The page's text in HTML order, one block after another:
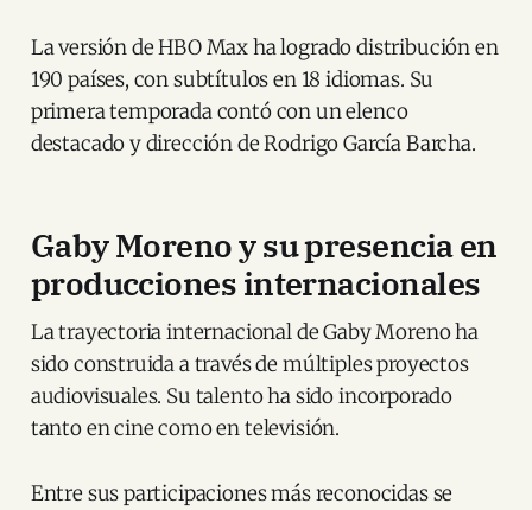
La versión de HBO Max ha logrado distribución en
190 países, con subtítulos en 18 idiomas. Su
primera temporada contó con un elenco
destacado y dirección de Rodrigo García Barcha.
Gaby Moreno y su presencia en
producciones internacionales
La trayectoria internacional de Gaby Moreno ha
sido construida a través de múltiples proyectos
audiovisuales. Su talento ha sido incorporado
tanto en cine como en televisión.
Entre sus participaciones más reconocidas se